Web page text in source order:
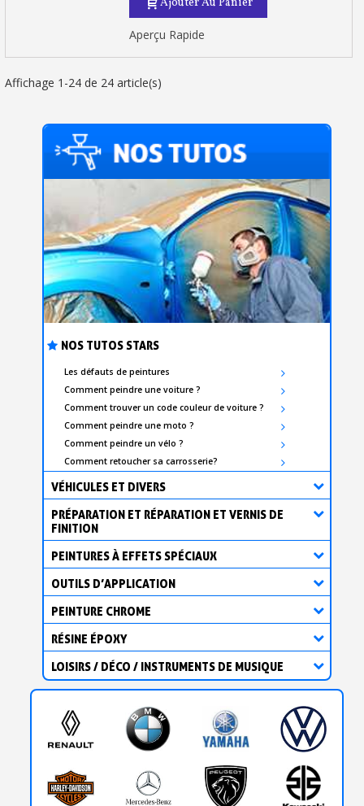
NOS TUTOS STARS
Les défauts de peintures
Comment peindre une voiture ?
Comment trouver un code couleur de voiture ?
Comment peindre une moto ?
Comment peindre un vélo ?
Comment retoucher sa carrosserie?
VÉHICULES ET DIVERS
PRÉPARATION ET RÉPARATION ET VERNIS DE
FINITION
PEINTURES À EFFETS SPÉCIAUX
OUTILS D’APPLICATION
PEINTURE CHROME
RÉSINE ÉPOXY
LOISIRS / DÉCO / INSTRUMENTS DE MUSIQUE
Aperçu Rapide
Affichage 1-24 de 24 article(s)